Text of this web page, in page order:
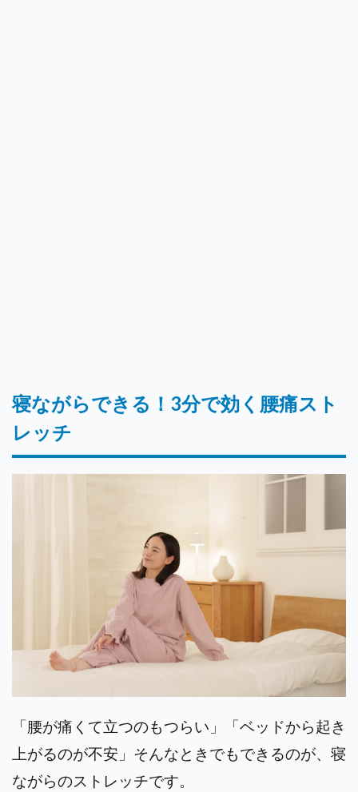
寝ながらできる！3分で効く腰痛スト
レッチ
「腰が痛くて立つのもつらい」「ベッドから起き
上がるのが不安」そんなときでもできるのが、寝
ながらのストレッチです。